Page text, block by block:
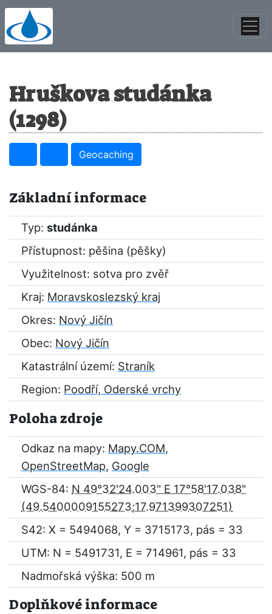
Hruškova studánka
(1298)
Geocaching
Základní informace
Typ: studánka
Přístupnost: pěšina (pěšky)
Využitelnost: sotva pro zvěř
Kraj: Moravskoslezský kraj
Okres: Nový Jičín
Obec: Nový Jičín
Katastrální území: Straník
Region: Poodří, Oderské vrchy
Poloha zdroje
Odkaz na mapy: Mapy.COM,
OpenStreetMap, Google
WGS-84: N 49°32'24.003" E 17°58'17.038"
S42: X = 5494068, Y = 3715173, pás = 33
UTM: N = 5491731, E = 714961, pás = 33
Nadmořská výška: 500 m
Doplňkové informace